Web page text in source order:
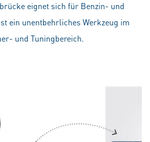
eignet sich für Benzin- und
ein unentbehrliches Werkzeug im
und Tuningbereich.